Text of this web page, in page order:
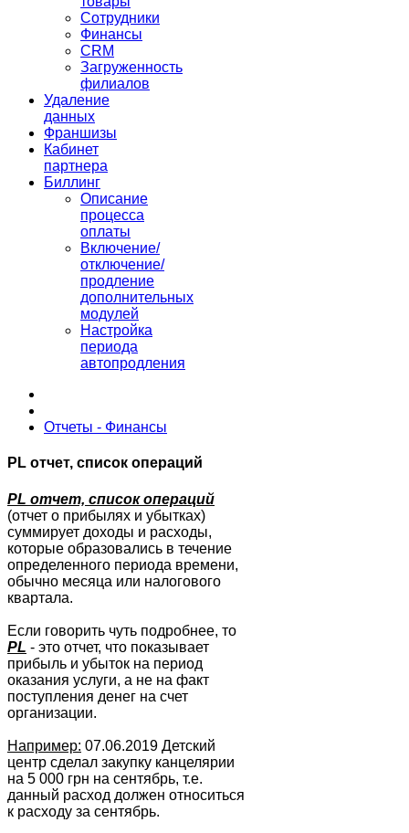
Сотрудники
Финансы
CRM
Загруженность
филиалов
Удаление
данных
Франшизы
Кабинет
партнера
Биллинг
Описание
процесса
оплаты
Включение/
отключение/
продление
дополнительных
модулей
Настройка
периода
автопродления
Отчеты - Финансы
PL отчет, список операций
PL отчет, список операций
(отчет о прибылях и убытках)
суммирует доходы и расходы,
которые образовались в течение
определенного периода времени,
обычно месяца или налогового
квартала.
Если говорить чуть подробнее, то
PL - это отчет, что показывает
прибыль и убыток на период
оказания услуги, а не на факт
поступления денег на счет
организации.
Например: 07.06.2019 Детский
центр сделал закупку канцелярии
на 5 000 грн на сентябрь, т.е.
данный расход должен относиться
к расходу за сентябрь.